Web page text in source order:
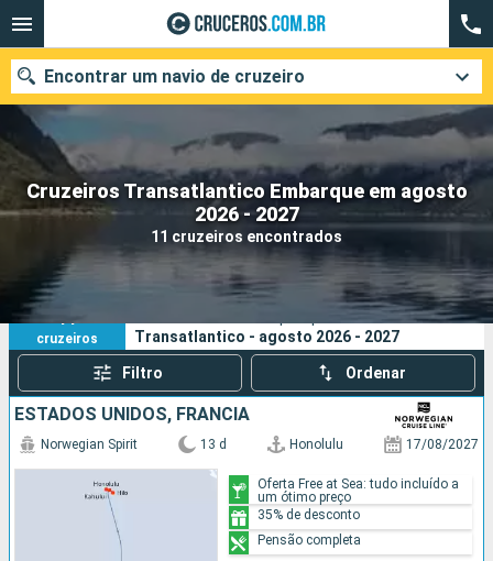
Cruzeiros Transatlantico Embarque em agosto
2026 - 2027
11 cruzeiros encontrados
Encontrar um navio de cruzeiro
Quando ir?
Data de partida
Cidades Companhias
Pesquisar
11
cruzeiros
Transatlantico - agosto 2026 - 2027
Filtro Ordenar
ESTADOS UNIDOS, FRANCIA
Norwegian Spirit 13 d Honolulu 17/08/2027
Oferta Free at Sea: tudo incluído a
um ótimo preço
35% de desconto
Pensão completa